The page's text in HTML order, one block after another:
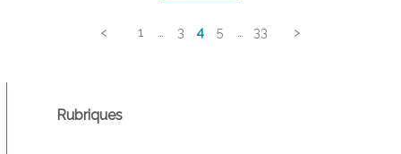
articles
< 1 3 4 5 33 >
Rubriques